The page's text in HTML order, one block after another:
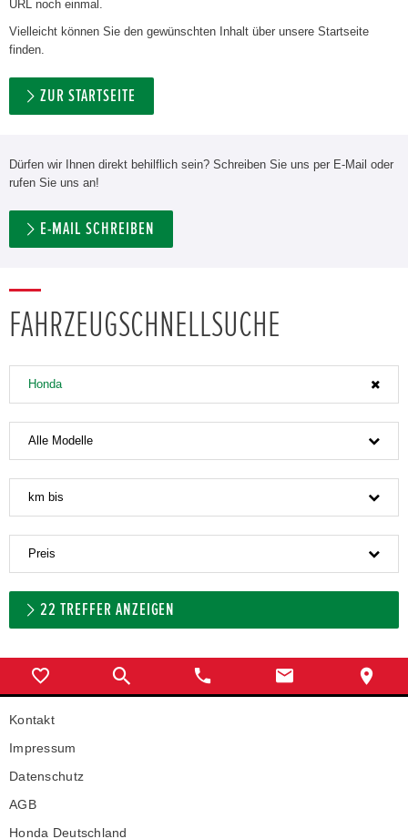
URL noch einmal.
Vielleicht können Sie den gewünschten Inhalt über unsere Startseite
finden.
ZUR STARTSEITE
Dürfen wir Ihnen direkt behilflich sein? Schreiben Sie uns per E-Mail oder
rufen Sie uns an!
E-MAIL SCHREIBEN
FAHRZEUGSCHNELLSUCHE
Honda
Alle Modelle
km bis
Preis
22 TREFFER ANZEIGEN
Kontakt
Impressum
Datenschutz
AGB
Honda Deutschland